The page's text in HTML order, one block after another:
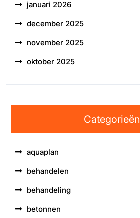
januari 2026
december 2025
november 2025
oktober 2025
Categorieën
aquaplan
behandelen
behandeling
betonnen